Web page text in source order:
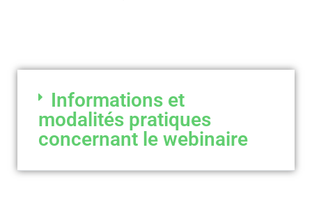
Informations et
modalités pratiques
concernant le webinaire